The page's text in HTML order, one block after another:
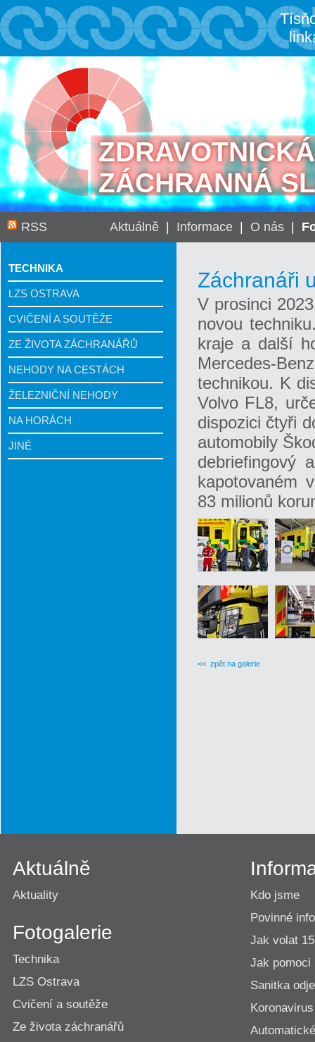
ZDRAVOTNICKÁ
ZÁCHRANNÁ
RSS Aktuálně| Informace| O nás|
TECHNIKA
LZS OSTRAVA
CVIČENÍ A SOUTĚŽE
ZE ŽIVOTA ZÁCHRANÁŘŮ
NEHODY NA CESTÁCH
ŽELEZNIČNÍ NEHODY
NA HORÁCH
JINÉ
Záchranáři
V prosinci
novou
kraje a další
Mercedes-
technikou. K
Volvo FL8,
dispozici čtyři
automobily
debriefingový
kapotovaném
83 milionů
<< zpět na galerie
Aktuálně
Aktuality
Fotogalerie
Technika
LZS Ostrava
Cvičení a soutěže
Ze života záchranářů
Kdo jsme
Povinné
Jak volat
Jak pomoci
Sanitka
Koronavirus